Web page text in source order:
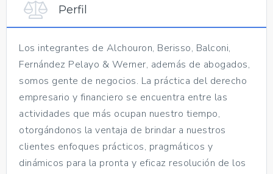
Perfil
Los integrantes de Alchouron, Berisso, Balconi,
Fernández Pelayo & Werner, además de abogados,
somos gente de negocios. La práctica del derecho
empresario y financiero se encuentra entre las
actividades que más ocupan nuestro tiempo,
otorgándonos la ventaja de brindar a nuestros
clientes enfoques prácticos, pragmáticos y
dinámicos para la pronta y eficaz resolución de los